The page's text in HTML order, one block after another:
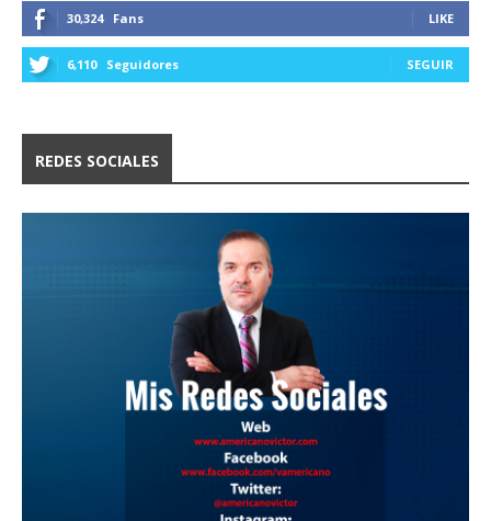
30,324 Fans LIKE
6,110 Seguidores SEGUIR
REDES SOCIALES